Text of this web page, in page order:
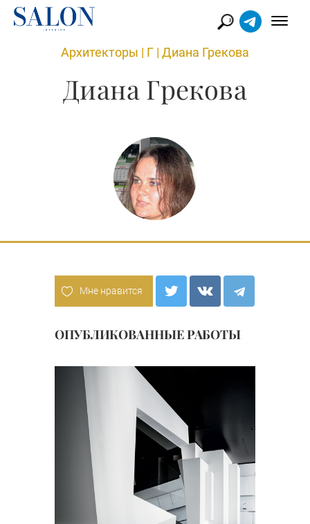
Архитекторы | Г | Диана Грекова
Диана Грекова
Мне нравится
ОПУБЛИКОВАННЫЕ РАБОТЫ